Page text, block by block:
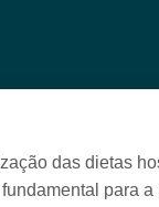
das dietas
para